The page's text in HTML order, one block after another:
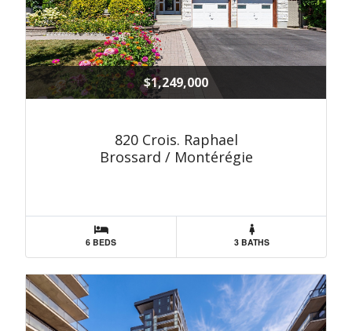
$1,249,000
820 Crois. Raphael
Brossard / Montérégie
6 BEDS 3 BATHS